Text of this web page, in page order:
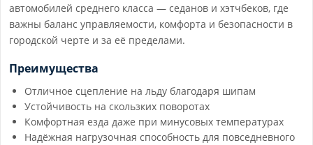
автомобилей среднего класса — седанов и хэтчбеков, где
важны баланс управляемости, комфорта и безопасности в
городской черте и за её пределами.
Преимущества
Отличное сцепление на льду благодаря шипам
Устойчивость на скользких поворотах
Комфортная езда даже при минусовых температурах
Надёжная нагрузочная способность для повседневного